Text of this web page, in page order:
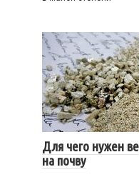
Для чего нужен
на почву